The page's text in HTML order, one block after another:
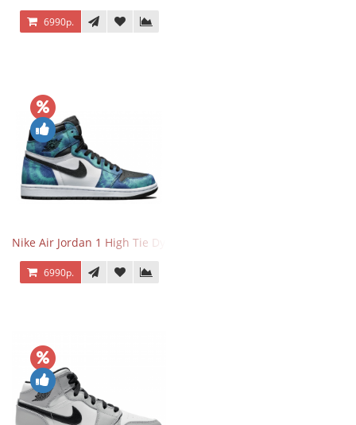
6990р.
Nike Air Jordan 1 High Tie Dye
6990р.